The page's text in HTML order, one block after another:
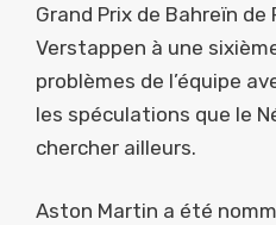
Grand Prix de Bahreïn de
Verstappen à une
problèmes de l’équipe
les spéculations que le
chercher ailleurs.
Aston Martin a été